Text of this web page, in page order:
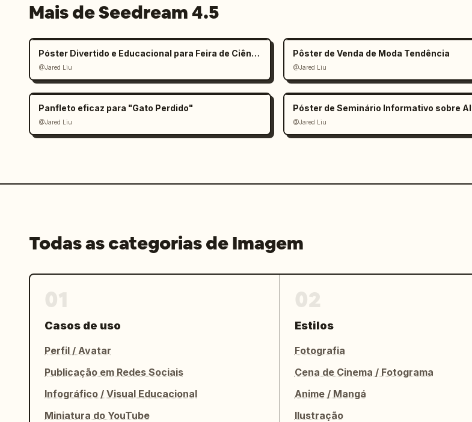
Mais de Seedream 4.5
Póster Divertido e Educacional para Feira de Ciências Infantil
@Jared Liu
Pôster de Venda de Moda Tendência
@Jared Liu
Panfleto eficaz para "Gato Perdido"
@Jared Liu @Jared Liu
Todas as categorias de Imagem
Casos de uso
Perfil / Avatar
Publicação em Redes Sociais
Infográfico / Visual Educacional
Miniatura do YouTube
Estilos
Fotografia
Cena de Cinema / Fotograma
Anime / Mangá
Ilustração